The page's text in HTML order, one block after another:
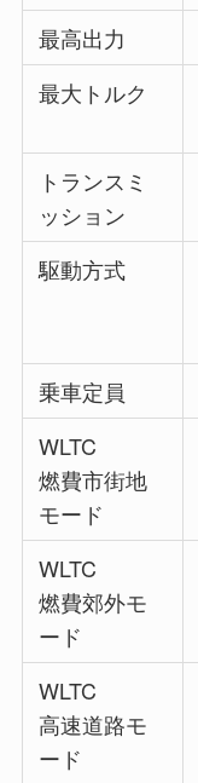
最高出力
最大トルク
トランスミ
ッション
駆動方式
乗車定員
WLTC
燃費市街地
モード
WLTC
燃費郊外モ
ード
WLTC
高速道路モ
ード